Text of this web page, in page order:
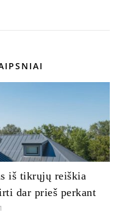
iš tikrųjų reiškia
dar prieš perkant